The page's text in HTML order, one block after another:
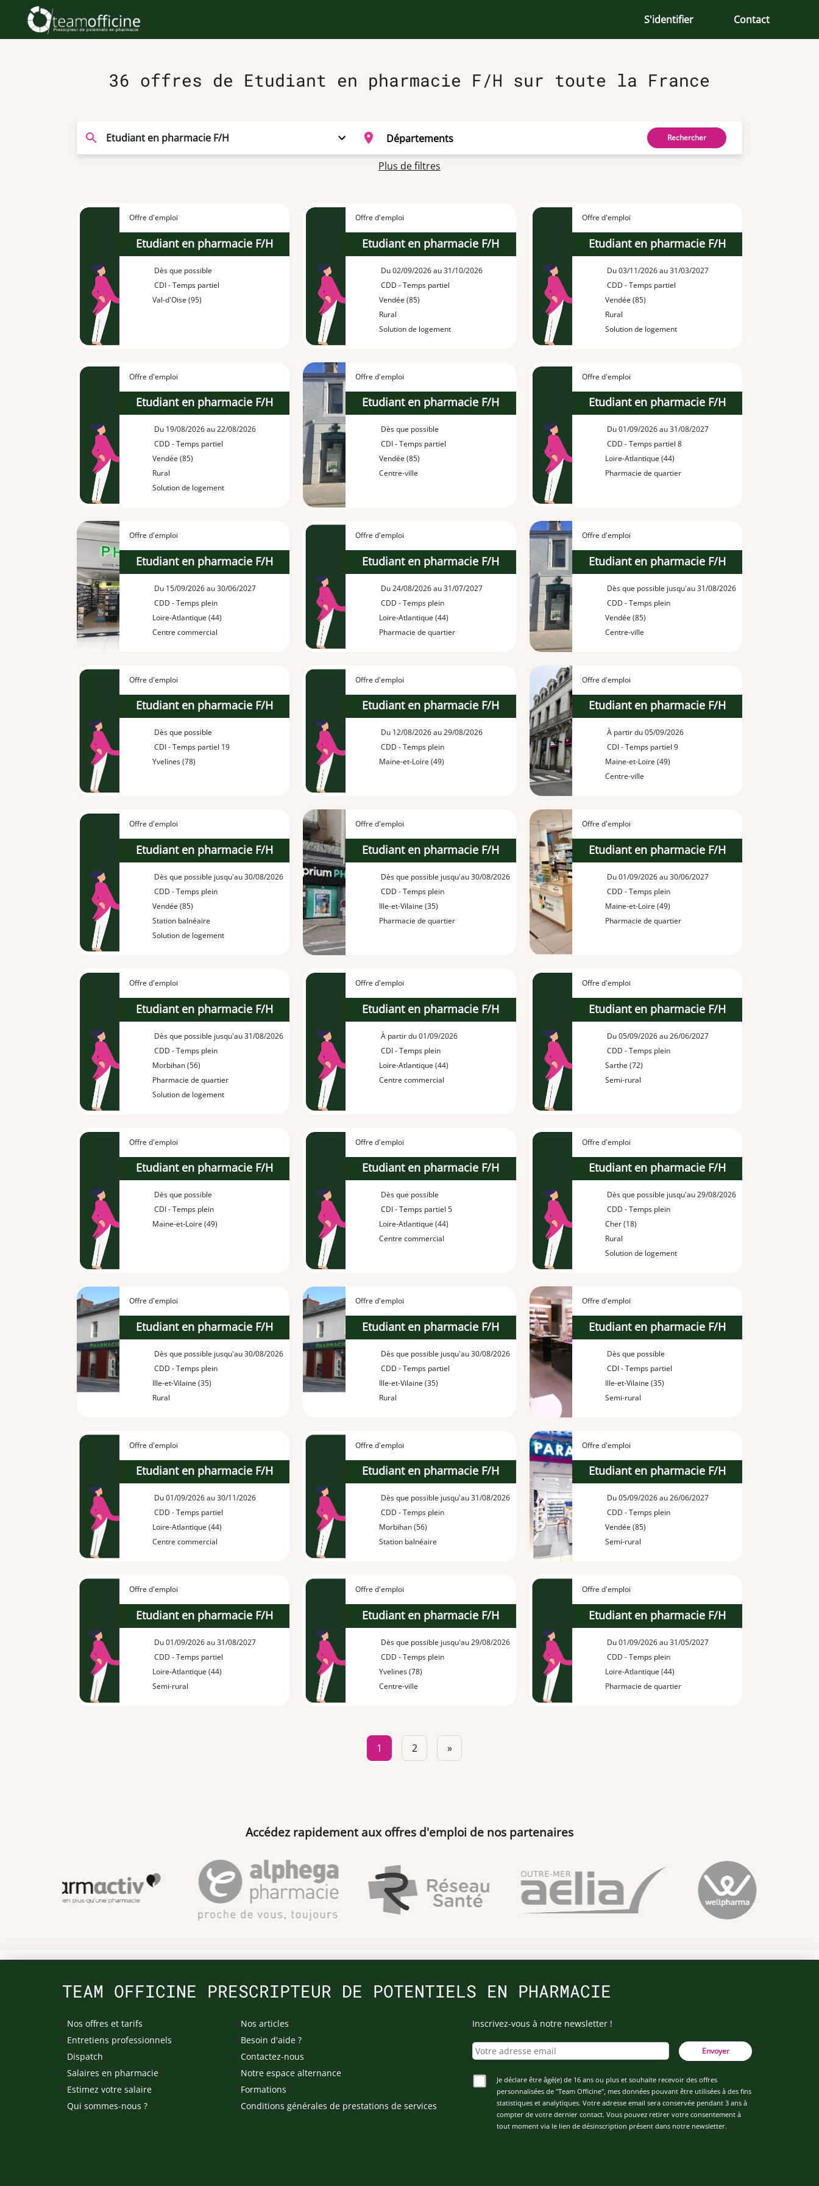
S'identifier Contact
36 offres de Etudiant en pharmacie F/H sur toute la France
Rechercher
Plus de filtres
Offre d'emploi
Etudiant en pharmacie F/H
Dès que possible
CDI - Temps partiel
Val-d'Oise (95)
Offre d'emploi
Etudiant en pharmacie F/H
Du 02/09/2026 au 31/10/2026
CDD - Temps partiel
Vendée (85)
Rural
Solution de logement
Offre d'emploi
Etudiant en pharmacie F/H
Du 03/11/2026 au 31/03/2027
CDD - Temps partiel
Vendée (85)
Rural
Solution de logement
Offre d'emploi
Etudiant en pharmacie F/H
Du 19/08/2026 au 22/08/2026
CDD - Temps partiel
Vendée (85)
Rural
Solution de logement
Offre d'emploi
Etudiant en pharmacie F/H
Dès que possible
CDI - Temps partiel
Vendée (85)
Centre-ville
Offre d'emploi
Etudiant en pharmacie F/H
Du 01/09/2026 au 31/08/2027
CDD - Temps partiel 8
Loire-Atlantique (44)
Pharmacie de quartier
Offre d'emploi
Etudiant en pharmacie F/H
Du 15/09/2026 au 30/06/2027
CDD - Temps plein
Loire-Atlantique (44)
Centre commercial
Offre d'emploi
Etudiant en pharmacie F/H
Du 24/08/2026 au 31/07/2027
CDD - Temps plein
Loire-Atlantique (44)
Pharmacie de quartier
Offre d'emploi
Etudiant en pharmacie F/H
Dès que possible jusqu'au 31/08/2026
CDD - Temps plein
Vendée (85)
Centre-ville
Offre d'emploi
Etudiant en pharmacie F/H
Dès que possible
CDI - Temps partiel 19
Yvelines (78)
Offre d'emploi
Etudiant en pharmacie F/H
Du 12/08/2026 au 29/08/2026
CDD - Temps plein
Maine-et-Loire (49)
Offre d'emploi
Etudiant en pharmacie F/H
À partir du 05/09/2026
CDI - Temps partiel 9
Maine-et-Loire (49)
Centre-ville
Offre d'emploi
Etudiant en pharmacie F/H
Dès que possible jusqu'au 30/08/2026
CDD - Temps plein
Vendée (85)
Station balnéaire
Solution de logement
Offre d'emploi
Etudiant en pharmacie F/H
Dès que possible jusqu'au 30/08/2026
CDD - Temps plein
Ille-et-Vilaine (35)
Pharmacie de quartier
Offre d'emploi
Etudiant en pharmacie F/H
Du 01/09/2026 au 30/06/2027
CDD - Temps plein
Maine-et-Loire (49)
Pharmacie de quartier
Offre d'emploi
Etudiant en pharmacie F/H
Dès que possible jusqu'au 31/08/2026
CDD - Temps plein
Morbihan (56)
Pharmacie de quartier
Solution de logement
Offre d'emploi
Etudiant en pharmacie F/H
À partir du 01/09/2026
CDI - Temps plein
Loire-Atlantique (44)
Centre commercial
Offre d'emploi
Etudiant en pharmacie F/H
Du 05/09/2026 au 26/06/2027
CDD - Temps plein
Sarthe (72)
Semi-rural
Offre d'emploi
Etudiant en pharmacie F/H
Dès que possible
CDI - Temps plein
Maine-et-Loire (49)
Offre d'emploi
Etudiant en pharmacie F/H
Dès que possible
CDI - Temps partiel 5
Loire-Atlantique (44)
Centre commercial
Offre d'emploi
Etudiant en pharmacie F/H
Dès que possible jusqu'au 29/08/2026
CDD - Temps plein
Cher (18)
Rural
Solution de logement
Offre d'emploi
Etudiant en pharmacie F/H
Dès que possible jusqu'au 30/08/2026
CDD - Temps plein
Ille-et-Vilaine (35)
Rural
Offre d'emploi
Etudiant en pharmacie F/H
Dès que possible jusqu'au 30/08/2026
CDD - Temps partiel
Ille-et-Vilaine (35)
Rural
Offre d'emploi
Etudiant en pharmacie F/H
Dès que possible
CDI - Temps partiel
Ille-et-Vilaine (35)
Semi-rural
Offre d'emploi
Etudiant en pharmacie F/H
Du 01/09/2026 au 30/11/2026
CDD - Temps partiel
Loire-Atlantique (44)
Centre commercial
Offre d'emploi
Etudiant en pharmacie F/H
Dès que possible jusqu'au 31/08/2026
CDD - Temps plein
Morbihan (56)
Station balnéaire
Offre d'emploi
Etudiant en pharmacie F/H
Du 05/09/2026 au 26/06/2027
CDD - Temps plein
Vendée (85)
Semi-rural
Offre d'emploi
Etudiant en pharmacie F/H
Du 01/09/2026 au 31/08/2027
CDD - Temps partiel
Loire-Atlantique (44)
Semi-rural
Offre d'emploi
Etudiant en pharmacie F/H
Dès que possible jusqu'au 29/08/2026
CDD - Temps plein
Yvelines (78)
Centre-ville
Offre d'emploi
Etudiant en pharmacie F/H
Du 01/09/2026 au 31/05/2027
CDD - Temps plein
Loire-Atlantique (44)
Pharmacie de quartier
1 2 »
Accédez rapidement aux offres d'emploi de nos partenaires
TEAM OFFICINE PRESCRIPTEUR DE POTENTIELS EN PHARMACIE
Nos offres et tarifs
Entretiens professionnels
Dispatch
Salaires en pharmacie
Estimez votre salaire
Qui sommes-nous ?
Nos articles
Besoin d'aide ?
Contactez-nous
Notre espace alternance
Formations
Conditions générales de prestations de services
Inscrivez-vous à notre newsletter !
Envoyer
Je déclare être âgé(e) de 16 ans ou plus et souhaite recevoir des offres
personnalisées de "Team Officine", mes données pouvant être utilisées à des fins
statistiques et analytiques. Votre adresse email sera conservée pendant 3 ans à
compter de votre dernier contact. Vous pouvez retirer votre consentement à
tout moment via le lien de désinscription présent dans notre newsletter.